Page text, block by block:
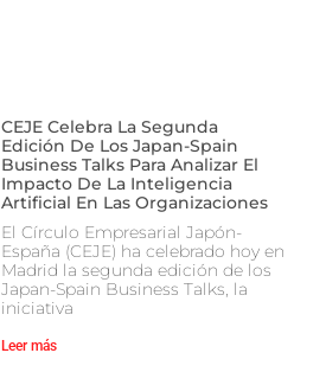
CEJE Celebra La Segunda
Edición De Los Japan-Spain
Business Talks Para Analizar El
Impacto De La Inteligencia
Artificial En Las Organizaciones
El Círculo Empresarial Japón-
España (CEJE) ha celebrado hoy en
Madrid la segunda edición de los
Japan-Spain Business Talks, la
iniciativa
Leer más